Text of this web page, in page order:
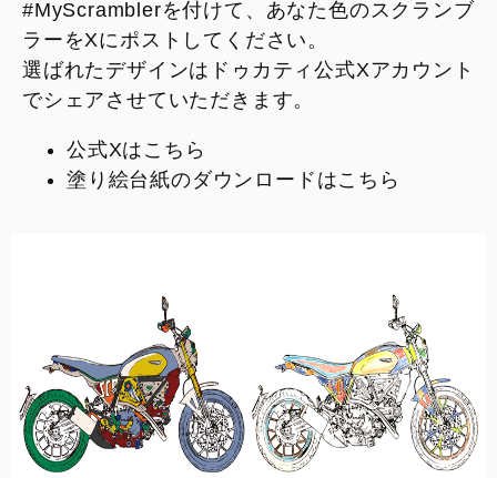
#MyScramblerを付けて、あなた色のスクランブ
ラーをXにポストしてください。
選ばれたデザインはドゥカティ公式Xアカウント
でシェアさせていただきます。
公式Xは こちら
塗り絵台紙のダウンロードはこちら